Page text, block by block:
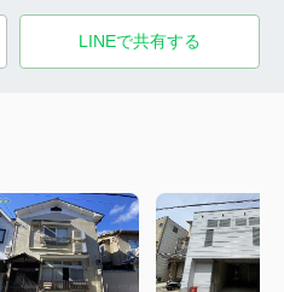
LINEで共有する